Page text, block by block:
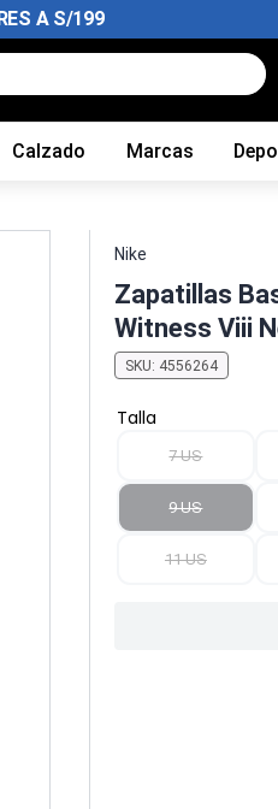
A S/199
Calzado Marcas
Nike
Zapatillas
Witness Viii
SKU: 4556264
Talla
7 US
9 US
11 US